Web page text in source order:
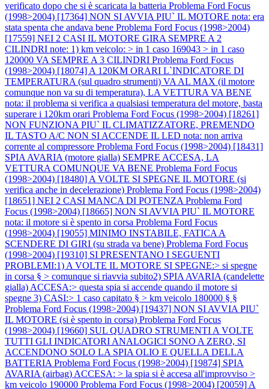
verificato dopo che si è scaricata la batteria Problema Ford Focus
(1998>2004) [17364] NON SI AVVIA PIU` IL MOTORE nota: era
stata spenta che andava bene Problema Ford Focus (1998>2004)
[17559] NEI 2 CASI IL MOTORE GIRA SEMPRE A 2
CILINDRI note: 1) km veicolo: > in 1 caso 169043 > in 1 caso
120000 VA SEMPRE A 3 CILINDRI Problema Ford Focus
(1998>2004) [18074] A 120KM ORARI L`INDICATORE DI
TEMPERATURA (sul quadro strumenti) VA AL MAX (il motore
comunque non va su di temperatura), LA VETTURA VA BENE
nota: il problema si verifica a qualsiasi temperatura del motore, basta
superare i 120km orari Problema Ford Focus (1998>2004) [18261]
NON FUNZIONA PIU` IL CLIMATIZZATORE, PREMENDO
IL TASTO A/C NON SI ACCENDE IL LED nota: non arriva
corrente al compressore Problema Ford Focus (1998>2004) [18431]
SPIA AVARIA (motore gialla) SEMPRE ACCESA, LA
VETTURA COMUNQUE VA BENE Problema Ford Focus
(1998>2004) [18480] A VOLTE SI SPEGNE IL MOTORE (si
verifica anche in decelerazione) Problema Ford Focus (1998>2004)
[18651] NEI 2 CASI MANCA DI POTENZA Problema Ford
Focus (1998>2004) [18665] NON SI AVVIA PIU` IL MOTORE
nota: il motore si è spento in corsa Problema Ford Focus
(1998>2004) [19055] MINIMO INSTABILE, FATICA A
SCENDERE DI GIRI (su strada va bene) Problema Ford Focus
(1998>2004) [19310] SI PRESENTANO I SEGUENTI
PROBLEMI:1) A VOLTE IL MOTORE SI SPEGNE:> si spegne
in corsa § > comunque si riavvia subito2) SPIA AVARIA (candelette
gialla) ACCESA:> questa spia si accende quando il motore si
spegne 3) CASI:> 1 caso capitato § > km veicolo 180000 § §
Problema Ford Focus (1998>2004) [19437] NON SI AVVIA PIU`
IL MOTORE (si è spento in corsa) Problema Ford Focus
(1998>2004) [19660] SUL QUADRO STRUMENTI A VOLTE
TUTTI GLI INDICATORI ANALOGICI SONO A ZERO, SI
ACCENDONO SOLO LA SPIA OLIO E QUELLA DELLA
BATTERIA Problema Ford Focus (1998>2004) [19874] SPIA
AVARIA (airbag) ACCESA: > la spia si è accesa all'improvviso >
km veicolo 190000 Problema Ford Focus (1998>2004) [20059] A